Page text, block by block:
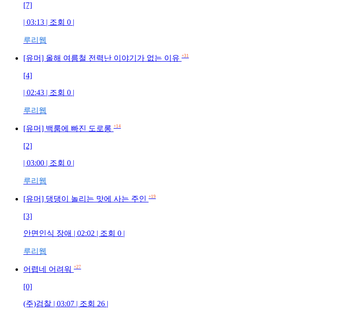
[7]
| 03:13 | 조회 0 |
루리웹
[유머] 올해 여름철 전력난 이야기가 없는 이유 +31
[4]
| 02:43 | 조회 0 |
루리웹
[유머] 백룸에 빠진 도로롱 +14
[2]
| 03:00 | 조회 0 |
루리웹
[유머] 댕댕이 놀리는 맛에 사는 주인 +19
[3]
안면인식 장애 | 02:02 | 조회 0 |
루리웹
어렵네 어려워 +27
[0]
(주)검찰 | 03:07 | 조회 26 |